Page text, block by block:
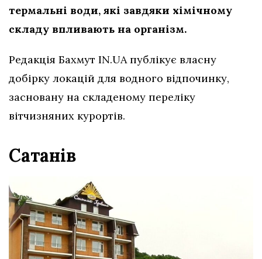
термальні води, які завдяки хімічному
складу впливають на організм.
Редакція Бахмут IN.UA публікує власну
добірку локацій для водного відпочинку,
засновану на складеному переліку
вітчизняних курортів.
Сатанів